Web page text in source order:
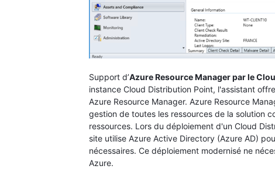
Support d’Azure Resource Manager par le
instance Cloud Distribution Point, l'assistant
Azure Resource Manager. Azure Resource
gestion de toutes les ressources de la solution
ressources. Lors du déploiement d'un Cloud
site utilise Azure Active Directory (Azure AD)
nécessaires. Ce déploiement modernisé ne
Azure.